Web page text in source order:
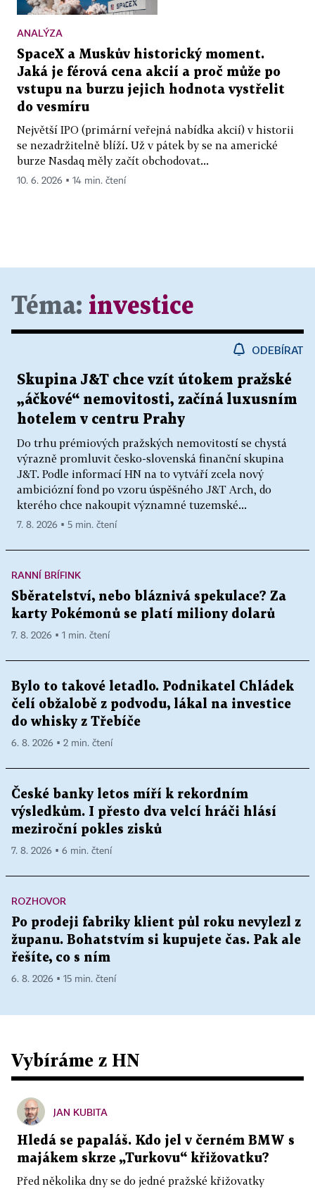
ANALÝZA
SpaceX a Muskův historický moment.
Jaká je férová cena akcií a proč může po
vstupu na burzu jejich hodnota vystřelit
do vesmíru
Největší IPO (primární veřejná nabídka akcií) v historii
se nezadržitelně blíží. Už v pátek by se na americké
burze Nasdaq měly začít obchodovat...
10. 6. 2026 ▪ 14 min. čtení
Téma: investice
ODEBÍRAT
Skupina J&T chce vzít útokem pražské
„áčkové“ nemovitosti, začíná luxusním
hotelem v centru Prahy
Do trhu prémiových pražských nemovitostí se chystá
výrazně promluvit česko-slovenská finanční skupina
J&T. Podle informací HN na to vytváří zcela nový
ambiciózní fond po vzoru úspěšného J&T Arch, do
kterého chce nakoupit významné tuzemské...
7. 8. 2026 ▪ 5 min. čtení
RANNÍ BRÍFINK
Sběratelství, nebo bláznivá spekulace? Za
karty Pokémonů se platí miliony dolarů
7. 8. 2026 ▪ 1 min. čtení
Bylo to takové letadlo. Podnikatel Chládek
čelí obžalobě z podvodu, lákal na investice
do whisky z Třebíče
6. 8. 2026 ▪ 2 min. čtení
České banky letos míří k rekordním
výsledkům. I přesto dva velcí hráči hlásí
meziroční pokles zisků
7. 8. 2026 ▪ 6 min. čtení
ROZHOVOR
Po prodeji fabriky klient půl roku nevylezl z
županu. Bohatstvím si kupujete čas. Pak ale
řešíte, co s ním
6. 8. 2026 ▪ 15 min. čtení
Vybíráme z HN
JAN KUBITA
Hledá se papaláš. Kdo jel v černém BMW s
majákem skrze „Turkovu“ křižovatku?
Před několika dny se do jedné pražské křižovatky